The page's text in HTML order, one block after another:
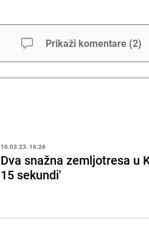
Prikaži komentare (2)
16.03.23. 16:26
Dva snažna zemljotresa u
15 sekundi'